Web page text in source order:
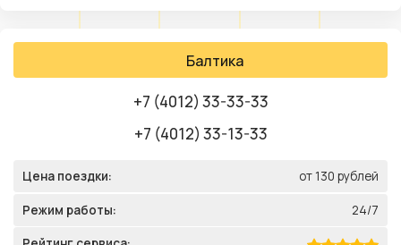
Балтика
+7 (4012) 33-33-33
+7 (4012) 33-13-33
Цена поездки: от 130 рублей
Режим работы: 24/7